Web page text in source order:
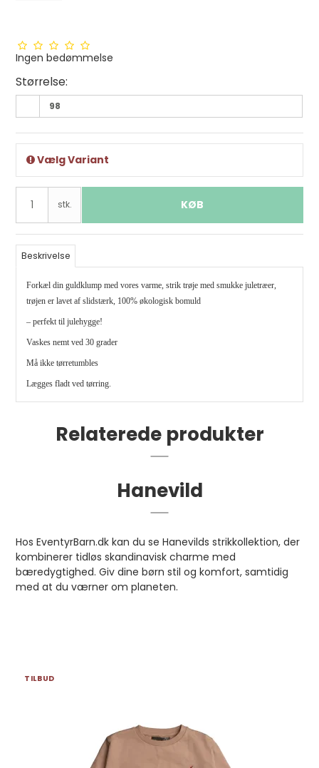
Ingen bedømmelse
Størrelse:
98
Vælg Variant
stk. KØB
Beskrivelse
Forkæl din guldklump med vores varme, strik trøje med smukke juletræer,
trøjen er lavet af slidstærk, 100% økologisk bomuld
– perfekt til julehygge!
Vaskes nemt ved 30 grader
Må ikke tørretumbles
Lægges fladt ved tørring.
Relaterede produkter
Hanevild
Hos EventyrBarn.dk kan du se Hanevilds strikkollektion, der
kombinerer tidløs skandinavisk charme med
bæredygtighed. Giv dine børn stil og komfort, samtidig
med at du værner om planeten.
TILBUD